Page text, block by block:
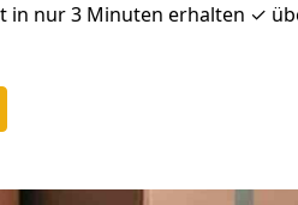
in nur 3 Minuten erhalten ✓